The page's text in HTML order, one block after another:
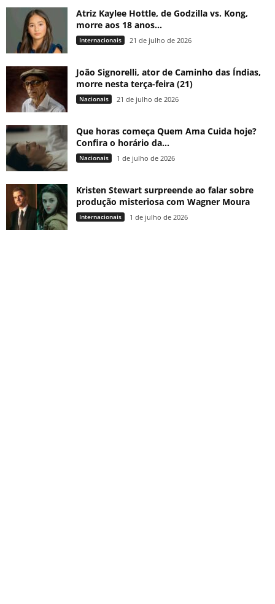
Atriz Kaylee Hottle, de Godzilla vs. Kong,
morre aos 18 anos...
Internacionais 21 de julho de 2026
João Signorelli, ator de Caminho das Índias,
morre nesta terça-feira (21)
Nacionais 21 de julho de 2026
Que horas começa Quem Ama Cuida hoje?
Confira o horário da...
Nacionais 1 de julho de 2026
Kristen Stewart surpreende ao falar sobre
produção misteriosa com Wagner Moura
Internacionais 1 de julho de 2026